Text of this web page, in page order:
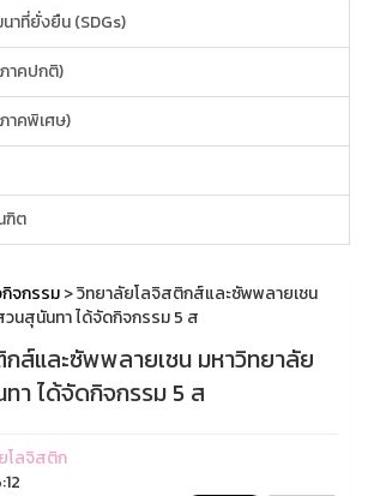
าที่ยั่งยืน (SDGs)
าคปกติ)
าคพิเศษ)
ต
กิจกรรม> วิทยาลัยโลจิสติกส์และซัพพลายเชน
นสุนันทา ได้จัดกิจกรรม 5 ส
ส์และซัพพลายเชน มหาวิทยาลัย
า ได้จัดกิจกรรม 5 ส
โลจิสติก